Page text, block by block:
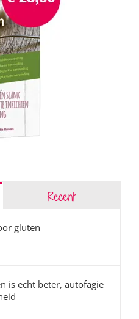
Recent
gluten
is echt beter, autofagie